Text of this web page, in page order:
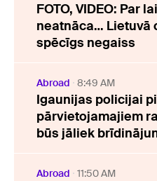
FOTO, VIDEO: Par
neatnāca… Lietuvā
spēcīgs negaiss
Abroad 8:49 AM
Igaunijas policijai
pārvietojamajiem
būs jāliek
Abroad 11:50 AM